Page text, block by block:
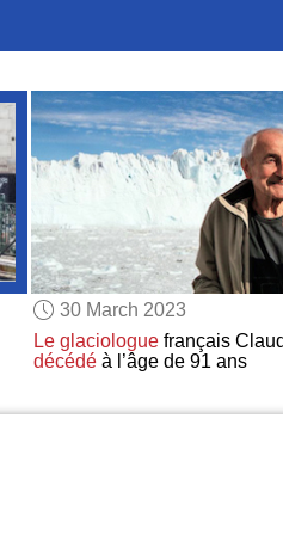
30 March 2023
Le glaciologuefrançais
décédéà l’âge de 91 ans